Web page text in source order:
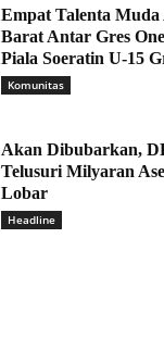
Empat Talenta
Barat Antar Gres
Piala Soeratin U-15
Komunitas
Akan Dibubarkan,
Telusuri Milyaran
Lobar
Headline